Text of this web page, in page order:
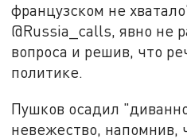
французском не
@Russia_calls, явно не
вопроса и решив, что
политике.
Пушков осадил
невежество, напомнив,